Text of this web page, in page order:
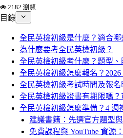
2182 瀏覽
目錄
全民英檢初級是什麼？適合哪
為什麼要考全民英檢初級？
全民英檢初級考什麼？題型
全民英檢初級怎麼報名？
全民英檢初級考試時間及報名
全民英檢初級證書有期限嗎？
全民英檢初級怎麼準備？4 週
建議書籍：先選官方題型
免費課程與 YouTube 資源